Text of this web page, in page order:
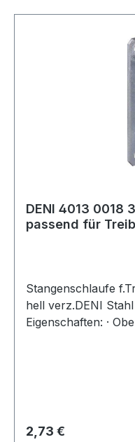
DENI 4013 0018
passend für
Stangenschlaufe
hell verz.DENI
Eigenschaften: ·
Regulärer Preis:
2,73 €